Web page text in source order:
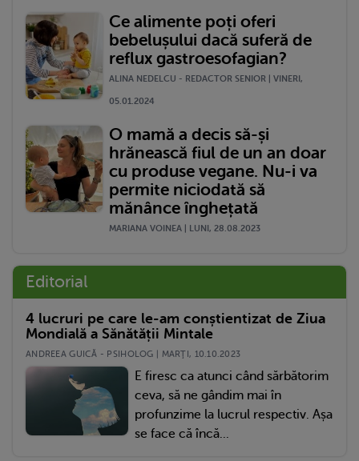
Ce alimente poți oferi
bebelușului dacă suferă de
reflux gastroesofagian?
ALINA NEDELCU - REDACTOR SENIOR | VINERI,
05.01.2024
O mamă a decis să-și
hrănească fiul de un an doar
cu produse vegane. Nu-i va
permite niciodată să
mănânce înghețată
MARIANA VOINEA | LUNI, 28.08.2023
Editorial
4 lucruri pe care le-am conștientizat de Ziua
Mondială a Sănătății Mintale
ANDREEA GUICĂ - PSIHOLOG | MARŢI, 10.10.2023
E firesc ca atunci când sărbătorim
ceva, să ne gândim mai în
profunzime la lucrul respectiv. Așa
se face că încă...